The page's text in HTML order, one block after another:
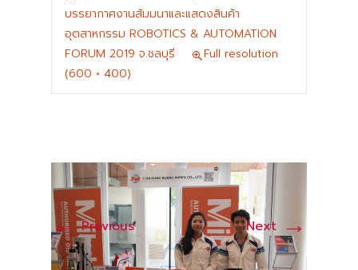
บรรยากาศงานสัมมนาและแสดงสินค้า
อุตสาหกรรม ROBOTICS & AUTOMATION
FORUM 2019 จ.ชลบุรี
Full resolution
(600 × 400)
←Previous Next →